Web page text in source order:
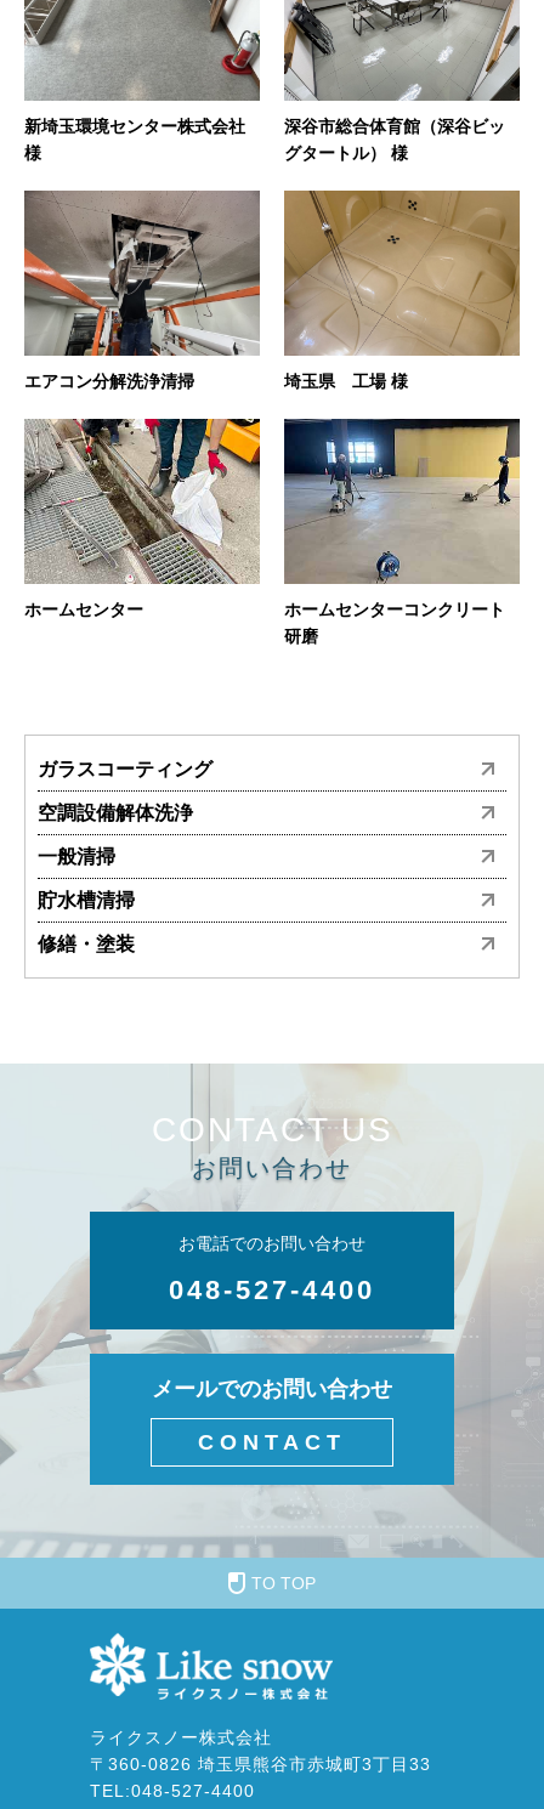
新埼玉環境センター株式会社
様
深谷市総合体育館（深谷ビッ
グタートル） 様
エアコン分解洗浄清掃 埼玉県 工場 様
ホームセンター
ホームセンターコンクリート
研磨
ガラスコーティング
空調設備解体洗浄
一般清掃
貯水槽清掃
修繕・塗装
CONTACT US
お問い合わせ
お電話でのお問い合わせ
048-527-4400
メールでのお問い合わせ
CONTACT
TO TOP
ライクスノー株式会社
〒360-0826 埼玉県熊谷市赤城町3丁目33
TEL:048-527-4400